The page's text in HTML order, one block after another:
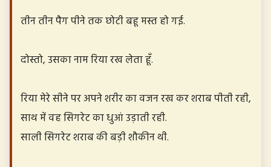
तीन तीन पैग पीने तक छोटी बहू मस्त हो गई.
दोस्तो, उसका नाम रिया रख लेता हूँ.
रिया मेरे सीने पर अपने शरीर का वजन रख कर शराब पीती रही,
साथ में वह सिगरेट का धुआं उड़ाती रही.
साली सिगरेट शराब की बड़ी शौकीन थी.